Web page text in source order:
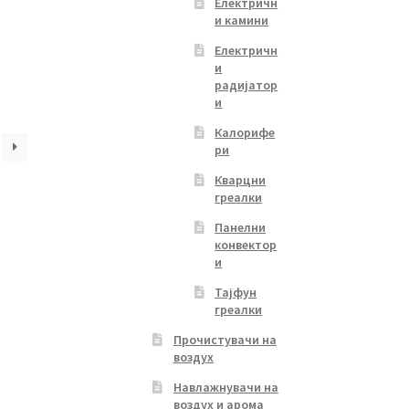
и камини
Електричн
и
радијатор
и
Калорифе
ри
Кварцни
греалки
Панелни
конвектор
и
Тајфун
греалки
Прочистувачи на
воздух
Навлажнувачи на
воздух и арома